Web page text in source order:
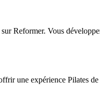
Reformer. Vous
une expérience Pilates